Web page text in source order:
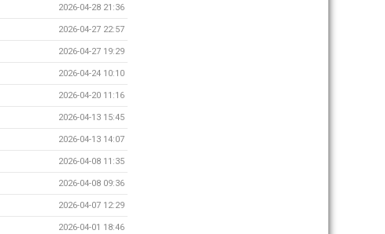
2026-04-28 21:36
2026-04-27 22:57
2026-04-27 19:29
2026-04-24 10:10
2026-04-20 11:16
2026-04-13 15:45
2026-04-13 14:07
2026-04-08 11:35
2026-04-08 09:36
2026-04-07 12:29
2026-04-01 18:46